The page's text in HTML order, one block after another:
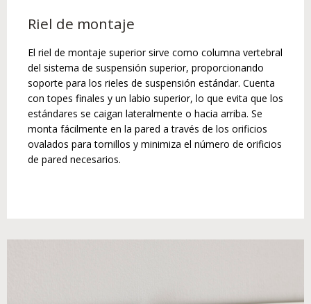
Riel de montaje
El riel de montaje superior sirve como columna vertebral
del sistema de suspensión superior, proporcionando
soporte para los rieles de suspensión estándar. Cuenta
con topes finales y un labio superior, lo que evita que los
estándares se caigan lateralmente o hacia arriba. Se
monta fácilmente en la pared a través de los orificios
ovalados para tornillos y minimiza el número de orificios
de pared necesarios.